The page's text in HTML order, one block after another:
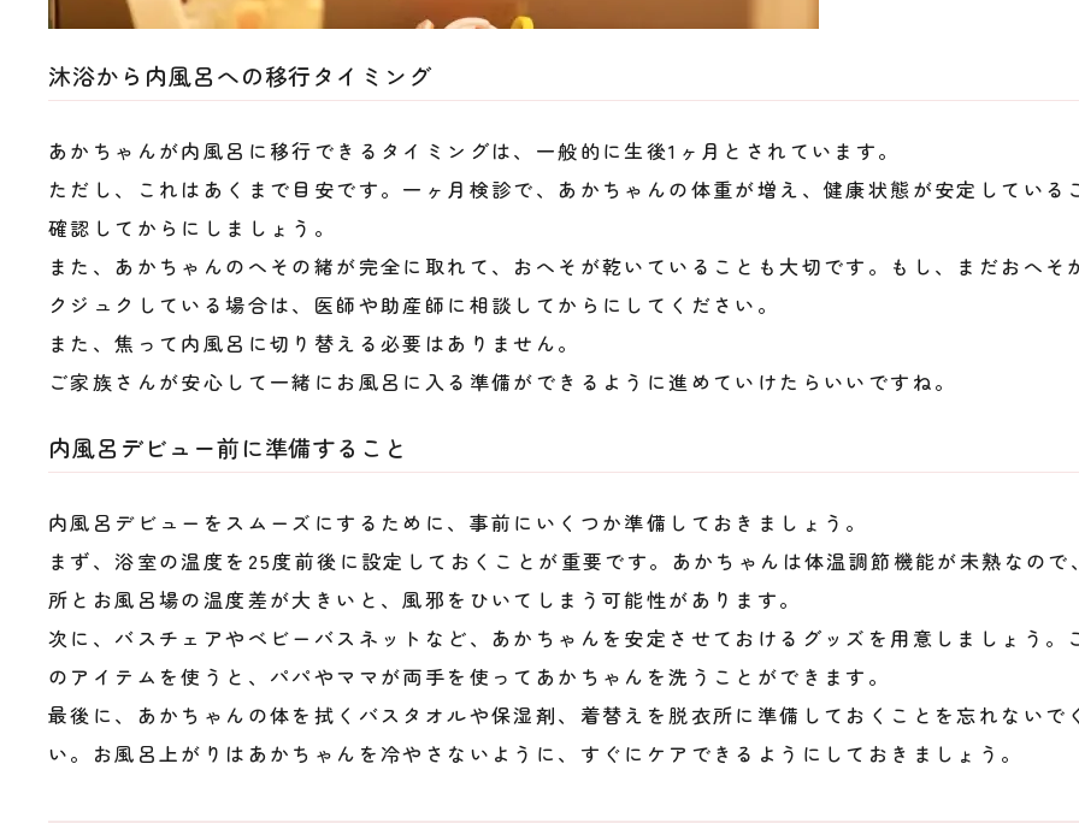
沐浴から内風呂への移行タイミング
あかちゃんが内風呂に移行できるタイミングは、一般的に生後1ヶ月とされています。
ただし、これはあくまで目安です。一ヶ月検診で、あかちゃんの体重が増え、健康状態が安定している
確認してからにしましょう。
また、あかちゃんのへその緒が完全に取れて、おへそが乾いていることも大切です。もし、まだおへそ
クジュクしている場合は、医師や助産師に相談してからにしてください。
また、焦って内風呂に切り替える必要はありません。
ご家族さんが安心して一緒にお風呂に入る準備ができるように進めていけたらいいですね。
内風呂デビュー前に準備すること
内風呂デビューをスムーズにするために、事前にいくつか準備しておきましょう。
まず、浴室の温度を25度前後に設定しておくことが重要です。あかちゃんは体温調節機能が未熟なので
所とお風呂場の温度差が大きいと、風邪をひいてしまう可能性があります。
次に、バスチェアやベビーバスネットなど、あかちゃんを安定させておけるグッズを用意しましょう。
のアイテムを使うと、パパやママが両手を使ってあかちゃんを洗うことができます。
最後に、あかちゃんの体を拭くバスタオルや保湿剤、着替えを脱衣所に準備しておくことを忘れないで
い。お風呂上がりはあかちゃんを冷やさないように、すぐにケアできるようにしておきましょう。